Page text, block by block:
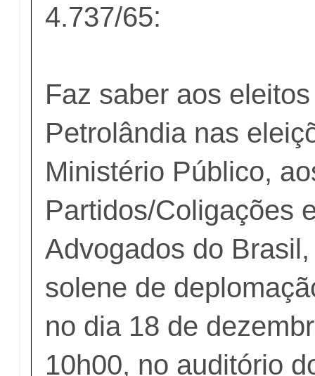
4.737/65:
Faz saber aos
Petrolândia nas
Ministério Público,
Partidos/Coligações
Advogados do
solene de
no dia 18 de
10h00, no auditório